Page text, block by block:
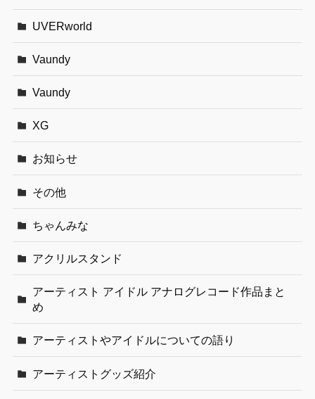
UVERworld
Vaundy
Vaundy
XG
お知らせ
その他
ちゃんみな
アクリルスタンド
アーティスト アイドル アナログレコード作品まと
め
アーティストやアイドルについての語り
アーティストグッズ紹介